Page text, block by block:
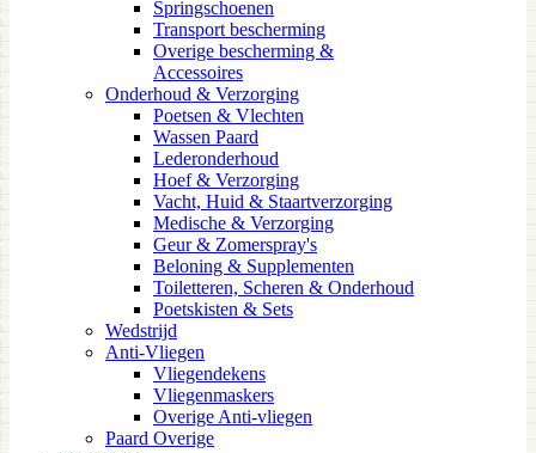
Springschoenen
Transport bescherming
Overige bescherming &
Accessoires
Onderhoud & Verzorging
Poetsen & Vlechten
Wassen Paard
Lederonderhoud
Hoef & Verzorging
Vacht, Huid & Staartverzorging
Medische & Verzorging
Geur & Zomerspray's
Beloning & Supplementen
Toiletteren, Scheren & Onderhoud
Poetskisten & Sets
Wedstrijd
Anti-Vliegen
Vliegendekens
Vliegenmaskers
Overige Anti-vliegen
Paard Overige